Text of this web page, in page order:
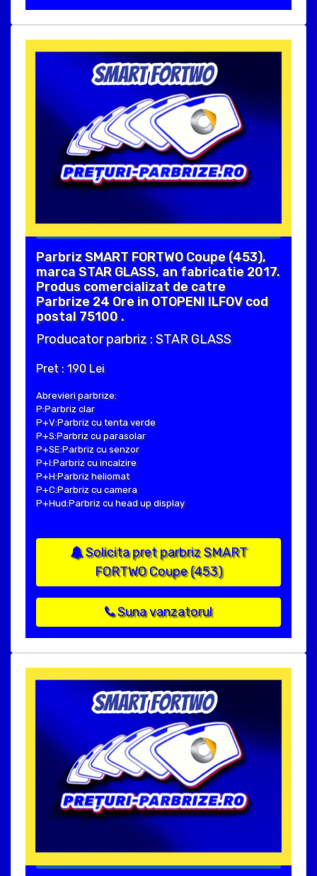
Parbriz SMART FORTWO Coupe (453),
marca STAR GLASS, an fabricatie 2017.
Produs comercializat de catre
Parbrize 24 Ore in OTOPENI ILFOV cod
postal 75100 .
Producator parbriz : STAR GLASS
Pret : 190 Lei
Abrevieri parbrize:
P:Parbriz clar
P+V:Parbriz cu tenta verde
P+S:Parbriz cu parasolar
P+SE:Parbriz cu senzor
P+I:Parbriz cu incalzire
P+H:Parbriz heliomat
P+C:Parbriz cu camera
P+Hud:Parbriz cu head up display
Solicita pret parbriz SMART
FORTWO Coupe (453)
Suna vanzatorul